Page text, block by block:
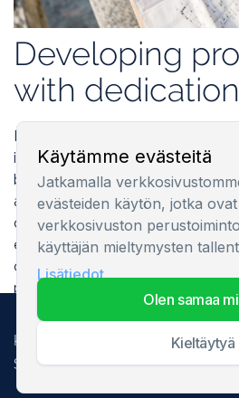
Käytämme evästeitä
Jatkamalla
evästeiden käytön, jotka
verkkosivuston
käyttäjän mieltymysten
Lisätiedot
olen samaa
kieltäytyä
Developing
with dedication
importance to Estmak Capital.
based on the latest knowledge
and construction, and the
complexes we create form fully
environments of their own in
carefully considered. We want to
property development in the
create sustainable value for
Kaikki oikeudet pidetään. 2025
Security information